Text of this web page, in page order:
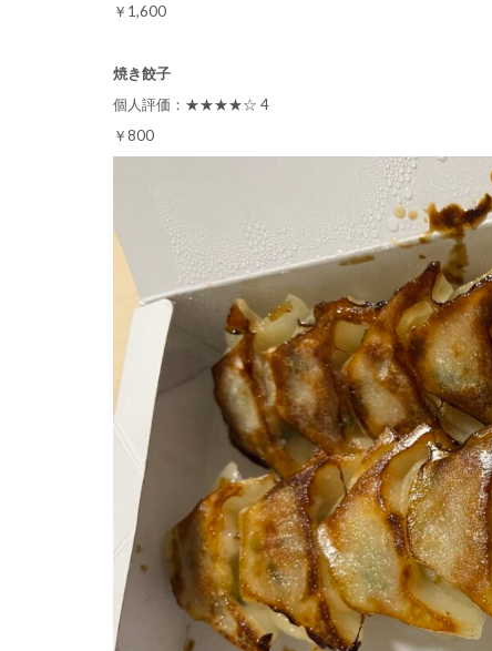
￥1,600
焼き餃子
個人評価：★★★★☆ 4
￥800